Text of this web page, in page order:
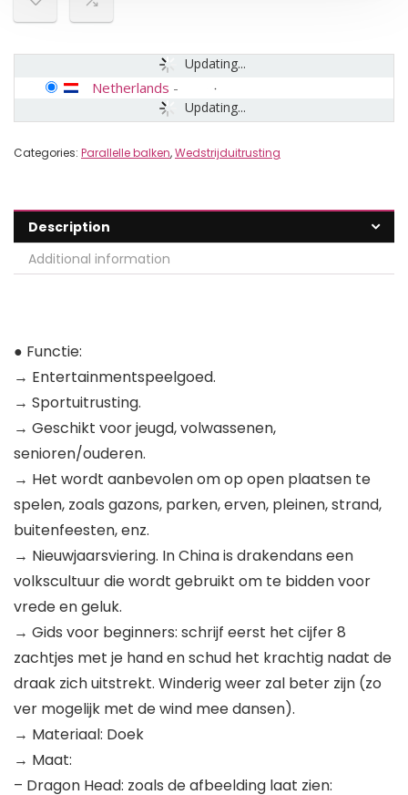
Updating...
Updating...
Netherlands -
Categories: Parallelle balken,Wedstrijduitrusting
Description
Additional information
● Functie:
→ Entertainmentspeelgoed.
→ Sportuitrusting.
→ Geschikt voor jeugd, volwassenen,
senioren/ouderen.
→ Het wordt aanbevolen om op open plaatsen te
spelen, zoals gazons, parken, erven, pleinen, strand,
buitenfeesten, enz.
→ Nieuwjaarsviering. In China is drakendans een
volkscultuur die wordt gebruikt om te bidden voor
vrede en geluk.
→ Gids voor beginners: schrijf eerst het cijfer 8
zachtjes met je hand en schud het krachtig nadat de
draak zich uitstrekt. Winderig weer zal beter zijn (zo
ver mogelijk met de wind mee dansen).
→ Materiaal: Doek
→ Maat:
– Dragon Head: zoals de afbeelding laat zien: